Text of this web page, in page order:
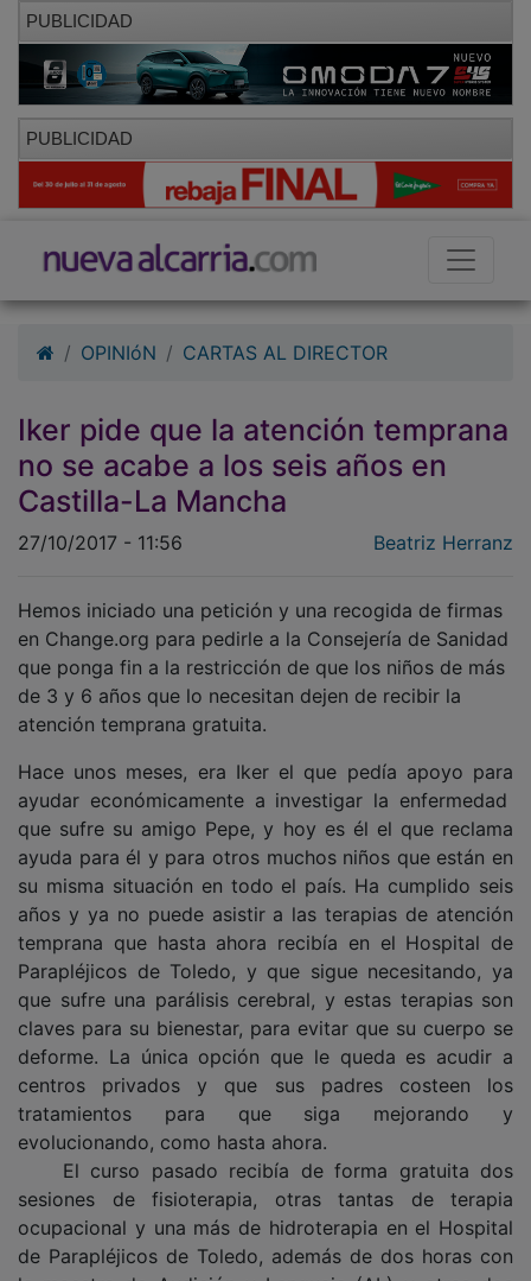
PUBLICIDAD
PUBLICIDAD
Iker pide que la atención temprana
no se acabe a los seis años en
Castilla-La Mancha
en Change.org para pedirle a la Consejería de Sanidad
que ponga fin a la restricción de que los niños de más
de 3 y 6 años que lo necesitan dejen de recibir la
atención temprana gratuita.
ayudar económicamente a investigar la enfermedad
que sufre su amigo Pepe, y hoy es él el que reclama
ayuda para él y para otros muchos niños que están en
su misma situación en todo el país. Ha cumplido seis
años y ya no puede asistir a las terapias de atención
temprana que hasta ahora recibía en el Hospital de
Parapléjicos de Toledo, y que sigue necesitando, ya
que sufre una parálisis cerebral, y estas terapias son
claves para su bienestar, para evitar que su cuerpo se
deforme. La única opción que le queda es acudir a
centros privados y que sus padres costeen los
tratamientos para que siga mejorando y
evolucionando, como hasta ahora.
El curso pasado recibía de forma gratuita dos
sesiones de fisioterapia, otras tantas de terapia
ocupacional y una más de hidroterapia en el Hospital
de Parapléjicos de Toledo, además de dos horas con
la maestra de Audición y Lenguaje (AL) y otras dos